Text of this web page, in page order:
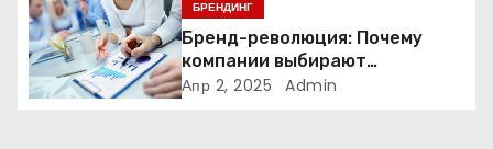
и
с
БРЕНДИНГ
Бренд-революция: Почему
компании выбирают
адаптивные логотипы?
Апр 2, 2025 Admin